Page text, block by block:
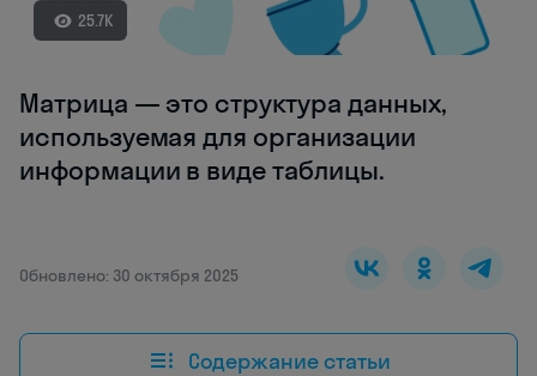
25.7K
Матрица — это структура данных,
используемая для организации
информации в виде таблицы.
Обновлено: 30 октября 2025
Содержание статьи